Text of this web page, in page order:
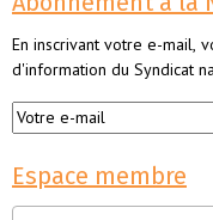
En inscrivant votre e-mail,
d'information du Syndicat
Espace membre